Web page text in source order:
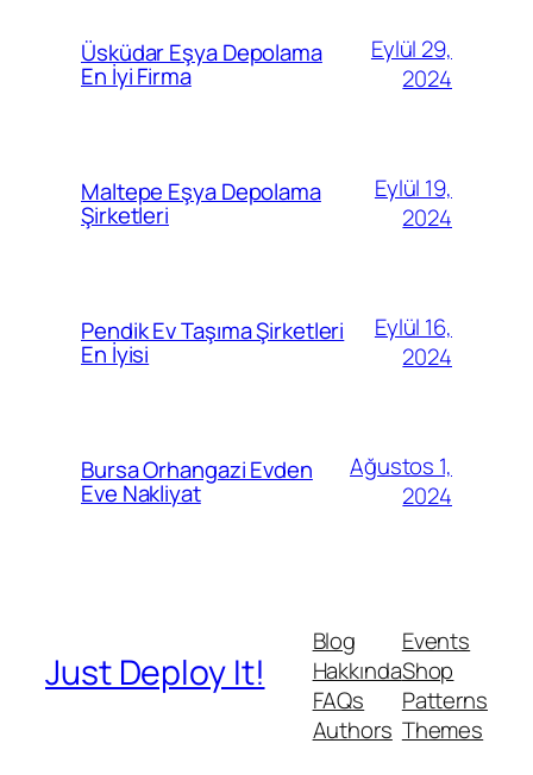
Üsküdar Eşya Depolama
En İyi Firma
Eylül 29,
2024
Maltepe Eşya Depolama
Şirketleri
Eylül 19,
2024
Pendik Ev Taşıma Şirketleri
En İyisi
Eylül 16,
2024
Bursa Orhangazi Evden
Eve Nakliyat
Ağustos 1,
2024
Just Deploy It!
Blog
Hakkında
FAQs
Authors
Events
Shop
Patterns
Themes